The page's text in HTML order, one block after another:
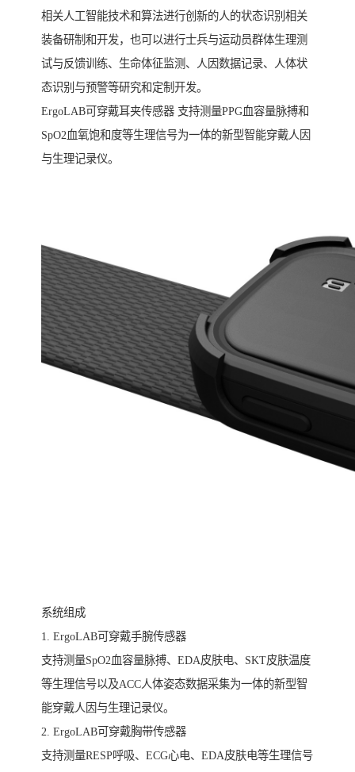
相关人工智能技术和算法进行创新的人的状态识别相关
装备研制和开发，也可以进行士兵与运动员群体生理测
试与反馈训练、生命体征监测、人因数据记录、人体状
态识别与预警等研究和定制开发。
ErgoLAB可穿戴耳夹传感器 支持测量PPG血容量脉搏和
SpO2血氧饱和度等生理信号为一体的新型智能穿戴人因
与生理记录仪。
系统组成
1. ErgoLAB可穿戴手腕传感器
支持测量SpO2血容量脉搏、EDA皮肤电、SKT皮肤温度
等生理信号以及ACC人体姿态数据采集为一体的新型智
能穿戴人因与生理记录仪。
2. ErgoLAB可穿戴胸带传感器
支持测量RESP呼吸、ECG心电、EDA皮肤电等生理信号